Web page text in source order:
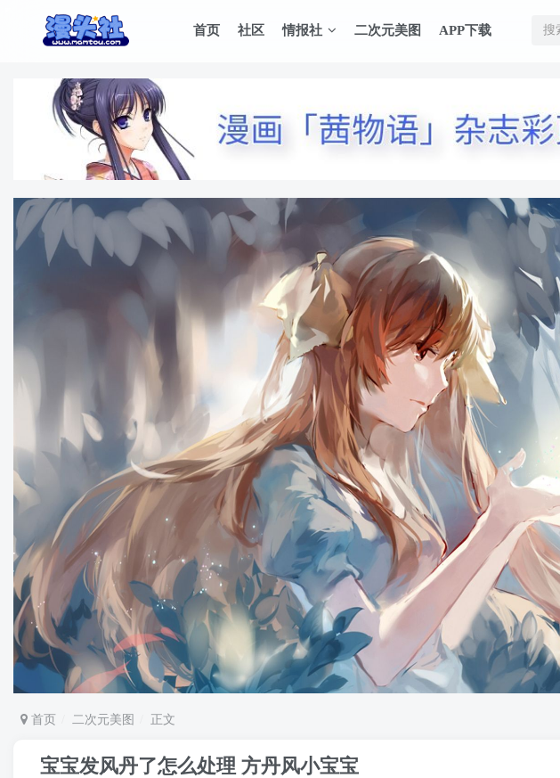
首页 社区 情报社 二次元美图 APP下载
首页 二次元美图 正文
宝宝发风丹了怎么处理 方丹风小宝宝